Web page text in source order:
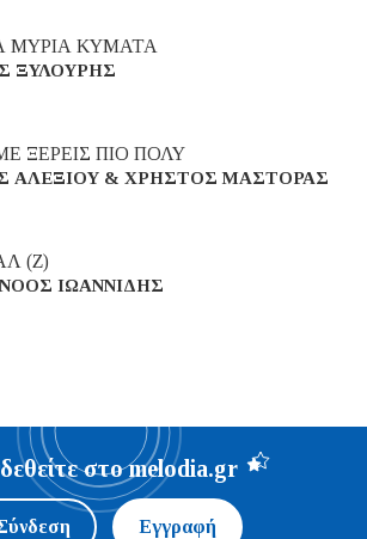
ΜΥΡΙΑ ΚΥΜΑΤΑ
ΞΥΛΟΥΡΗΣ
ΞΕΡΕΙΣ ΠΙΟ ΠΟΛΥ
ΑΛΕΞΙΟΥ & ΧΡΗΣΤΟΣ ΜΑΣΤΟΡΑΣ
(Ζ)
ΙΩΑΝΝΙΔΗΣ
στο melodia.gr
Εγγραφή